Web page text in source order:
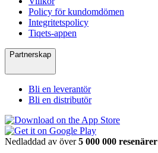
Policy för kundomdömen
Integritetspolicy
Tiqets-appen
Partnerskap
Bli en leverantör
Bli en distributör
Nedladdad av över5 000 000 resenärer